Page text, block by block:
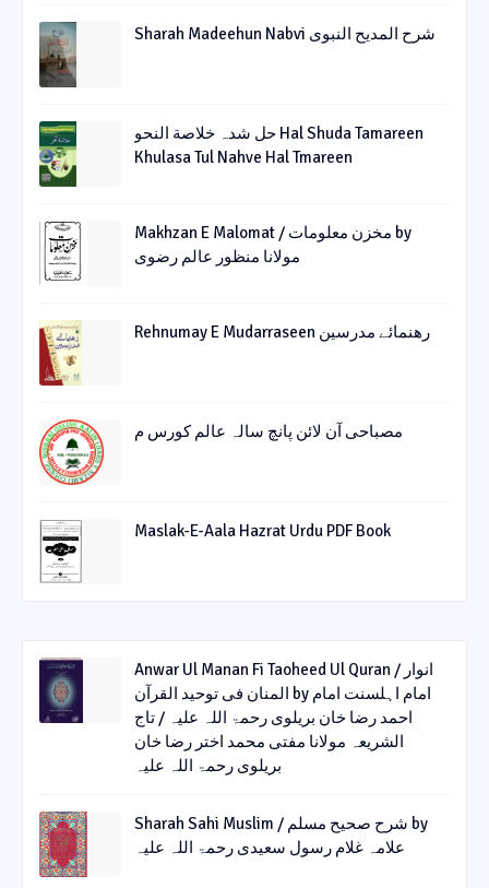
Sharah Madeehun Nabvi شرح المدیح النبوی
حل شدہ خلاصة النحو Hal Shuda Tamareen
Khulasa Tul Nahve Hal Tmareen
Makhzan E Malomat / مخزن معلومات by
مولانا منظور عالم رضوی
Rehnumay E Mudarraseen رهنمائے مدرسین
مصباحی آن لائن پانچ سالہ عالم کورس م
Maslak-E-Aala Hazrat Urdu PDF Book
Anwar Ul Manan Fi Taoheed Ul Quran / انوار
المنان فی توحید القرآن by امام اہلسنت امام
احمد رضا خان بریلوی رحمۃ اللہ علیہ / تاج
الشریعہ مولانا مفتی محمد اختر رضا خان
بریلوی رحمۃ اللہ علیہ
Sharah Sahi Muslim / شرح صحیح مسلم by
علامہ غلام رسول سعیدی رحمۃ اللہ علیہ